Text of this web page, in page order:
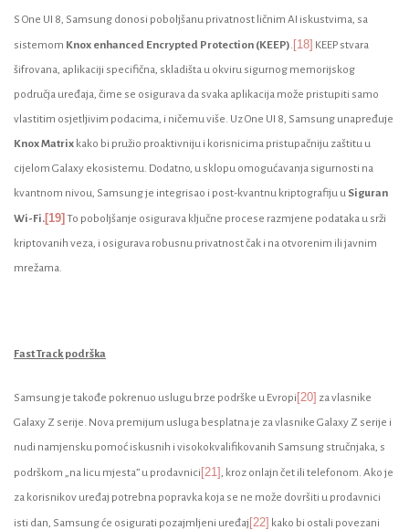
S One UI 8, Samsung donosi poboljšanu privatnost ličnim AI iskustvima, sa
sistemom Knox enhanced Encrypted Protection (KEEP) [18] KEEP stvara
šifrovana, aplikaciji specifična, skladišta u okviru sigurnog memorijskog
područja uređaja, čime se osigurava da svaka aplikacija može pristupiti samo
vlastitim osjetljivim podacima, i ničemu više. Uz One UI 8, Samsung unapređuje
Knox Matrix kako bi pružio proaktivniju i korisnicima pristupačniju zaštitu u
cijelom Galaxy ekosistemu. Dodatno, u sklopu omogućavanja sigurnosti na
kvantnom nivou, Samsung je integrisao i post-kvantnu kriptografiju u Siguran
Wi-Fi.[19]To poboljšanje osigurava ključne procese razmjene podataka u srži
kriptovanih veza, i osigurava robusnu privatnost čak i na otvorenim ili javnim
mrežama.
Fast Track podrška
Samsung je takođe pokrenuo uslugu brze podrške u Evropi[20] za vlasnike
Galaxy Z serije. Nova premijum usluga besplatna je za vlasnike Galaxy Z serije i
nudi namjensku pomoć iskusnih i visokokvalifikovanih Samsung stručnjaka, s
podrškom „na licu mjesta” u prodavnici[21] , kroz onlajn čet ili telefonom. Ako je
za korisnikov uređaj potrebna popravka koja se ne može dovršiti u prodavnici
isti dan, Samsung će osigurati pozajmljeni uređaj[22] kako bi ostali povezani